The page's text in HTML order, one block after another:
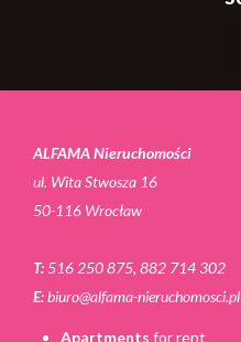
ALFAMA Nieruchomości
ul. Wita Stwosza 16
50-116 Wrocław
T:516 250 875, 882 714 302
E:biuro@alfama-nieruchomosci.pl
Apartments for rent